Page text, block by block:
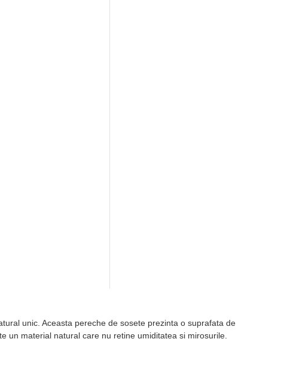
unic. Aceasta pereche de sosete prezinta o suprafata de
un material natural care nu retine umiditatea si mirosurile.